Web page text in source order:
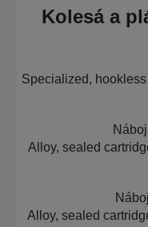
Kolesá a
Specialized,
Alloy, sealed
Alloy, sealed